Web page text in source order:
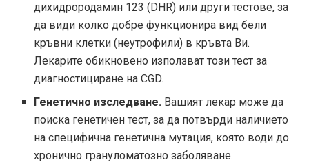
дихидрородамин 123 (DHR) или други тестове, за
да види колко добре функционира вид бели
кръвни клетки (неутрофили) в кръвта Ви.
Лекарите обикновено използват този тест за
диагностициране на CGD.
Генетично изследване. Вашият лекар може да
поиска генетичен тест, за да потвърди наличието
на специфична генетична мутация, която води до
хронично грануломатозно заболяване.